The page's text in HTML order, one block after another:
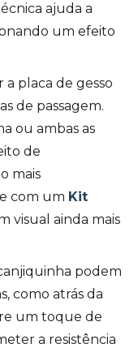
ajuda a
um efeito
placa de gesso
de passagem.
ou ambas as
de
mais
com um Kit
visual ainda mais
podem
como atrás da
um toque de
a resistência